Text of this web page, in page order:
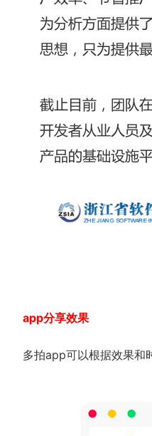
app分享效果
多拍app可以根据效果和